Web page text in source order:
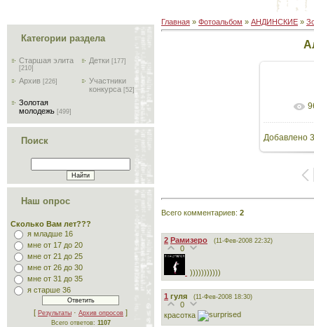
Категории раздела
Старшая элита
[210]
Детки [177]
Архив [226]
Участники
конкурса [52]
Золотая
молодежь [499]
Поиск
Наш опрос
Сколько Вам лет???
я младше 16
мне от 17 до 20
мне от 21 до 25
мне от 26 до 30
мне от 31 до 35
я старше 36
[ Результаты · Архив опросов ]
Всего ответов: 1107
Главная » Фотоальбом » АНДИНСКИЕ »
Добавлено
Всего комментариев: 2
2 Рамизеро (11-Фев-2008 22:32)
0
)))))))))))
1 гуля (11-Фев-2008 18:30)
0
красотка